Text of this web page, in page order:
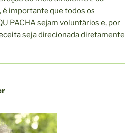
é importante que todos os
PACHA sejam voluntários e, por
seja direcionada diretamente